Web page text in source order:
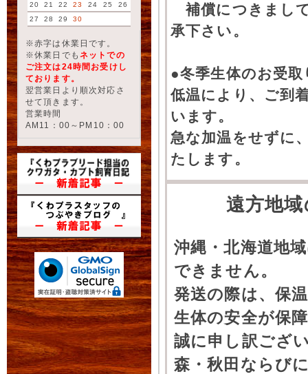
20
21 22 23 24 25
26
27
28 29 30
※赤字は休業日です。
※休業日でも ネットでの
ご注文は24時間お受けし
ております。
翌営業日より順次対応さ
せて頂きます。
営業時間
AM11：00～PM10：00
補償につきまし
承下さい。
●冬季生体のお受
低温により、ご到
います。
急な加温をせずに
たします。
遠方地
沖縄・北海道地
できません。
発送の際は、保
生体の安全が保
誠に申し訳ござ
森・秋田ならび